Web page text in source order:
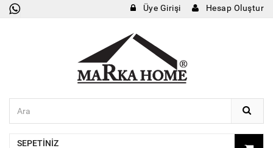
Üye Girişi Hesap Oluştur
SEPETINIZ